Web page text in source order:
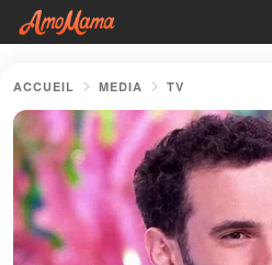
ACCUEIL MEDIA TV